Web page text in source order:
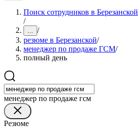
Поиск сотрудников в Березанской
/
... /
резюме в Березанской/
менеджер по продаже ГСМ/
полный день
менеджер по продаже гсм
Резюме